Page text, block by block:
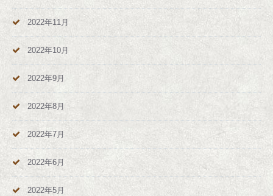
2022年11月
2022年10月
2022年9月
2022年8月
2022年7月
2022年6月
2022年5月